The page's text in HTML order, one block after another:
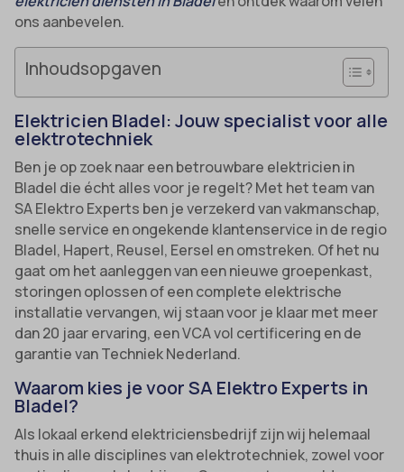
ons aanbevelen.
Inhoudsopgaven
Elektricien Bladel: Jouw specialist voor alle
elektrotechniek
Ben je op zoek naar een betrouwbare elektricien in
Bladel die écht alles voor je regelt? Met het team van
SA Elektro Experts ben je verzekerd van vakmanschap,
snelle service en ongekende klantenservice in de regio
Bladel, Hapert, Reusel, Eersel en omstreken. Of het nu
gaat om het aanleggen van een nieuwe groepenkast,
storingen oplossen of een complete elektrische
installatie vervangen, wij staan voor je klaar met meer
dan 20 jaar ervaring, een VCA vol certificering en de
garantie van Techniek Nederland.
Waarom kies je voor SA Elektro Experts in
Bladel?
Als lokaal erkend elektriciensbedrijf zijn wij helemaal
thuis in alle disciplines van elektrotechniek, zowel voor